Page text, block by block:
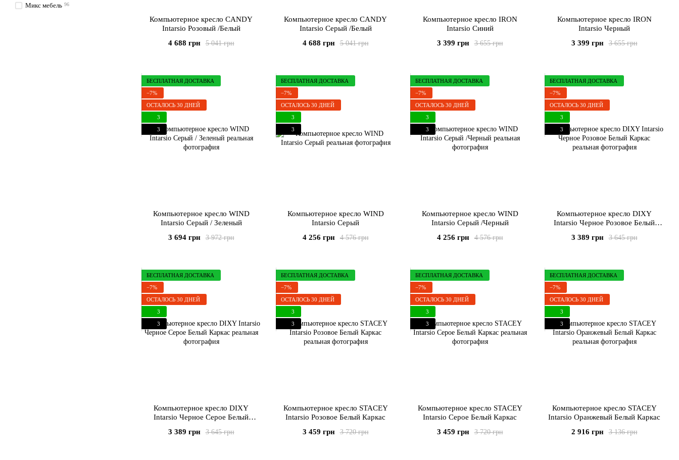
Компьютерное кресло CANDY
Intarsio Розовый /Белый
5 041 грн
4 688 грн
Компьютерное кресло CANDY
Intarsio Серый /Белый
5 041 грн
4 688 грн
Компьютерное кресло IRON
Intarsio Синий
3 655 грн
3 399 грн
Компьютерное кресло IRON
Intarsio Черный
3 655 грн
3 399 грн
БЕСПЛАТНАЯ ДОСТАВКА
−7%
ОСТАЛОСЬ 30 ДНЕЙ
3
3
Компьютерное кресло WIND
Intarsio Серый / Зеленый
3 972 грн
3 694 грн
БЕСПЛАТНАЯ ДОСТАВКА
−7%
ОСТАЛОСЬ 30 ДНЕЙ
3
3
Компьютерное кресло WIND
Intarsio Серый
4 576 грн
4 256 грн
БЕСПЛАТНАЯ ДОСТАВКА
−7%
ОСТАЛОСЬ 30 ДНЕЙ
3
3
Компьютерное кресло WIND
Intarsio Серый /Черный
4 576 грн
4 256 грн
БЕСПЛАТНАЯ ДОСТАВКА
−7%
ОСТАЛОСЬ 30 ДНЕЙ
3
3
Компьютерное кресло DIXY
Intarsio Черное Розовое Белый
3 645 грн
3 389 грн
БЕСПЛАТНАЯ ДОСТАВКА
−7%
ОСТАЛОСЬ 30 ДНЕЙ
3
3
Компьютерное кресло DIXY
Intarsio Черное Серое Белый
3 645 грн
3 389 грн
БЕСПЛАТНАЯ ДОСТАВКА
−7%
ОСТАЛОСЬ 30 ДНЕЙ
3
3
Компьютерное кресло STACEY
Intarsio Розовое Белый Каркас
3 720 грн
3 459 грн
БЕСПЛАТНАЯ ДОСТАВКА
−7%
ОСТАЛОСЬ 30 ДНЕЙ
3
3
Компьютерное кресло STACEY
Intarsio Серое Белый Каркас
3 720 грн
3 459 грн
БЕСПЛАТНАЯ ДОСТАВКА
−7%
ОСТАЛОСЬ 30 ДНЕЙ
3
3
Компьютерное кресло STACEY
Intarsio Оранжевый Белый Каркас
3 136 грн
2 916 грн
Микс мебель 96